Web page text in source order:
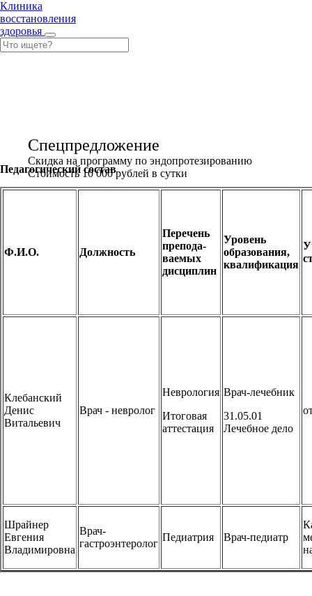
Клиника
восстановления
здоровья
Спецпредложение
Скидка на программу по эндопротезированию
Стоимость 10 000 рублей в сутки
Педагогический состав
Ф.И.О. Должность
Перечень
препода­
ваемых
дисциплин
Уровень
образования,
квалификация
Клебанский
Денис
Витальевич
Врач - невролог
Неврология
Итоговая
аттестация
Врач-лечебник
31.05.01
Лечебное дело
Шрайнер
Евгения
Владимировна
Врач-
гастроэнтеролог
Педиатрия Врач-педиатр